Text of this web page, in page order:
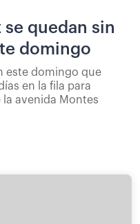
se quedan sin
domingo
este domingo que
en la fila para
avenida Montes